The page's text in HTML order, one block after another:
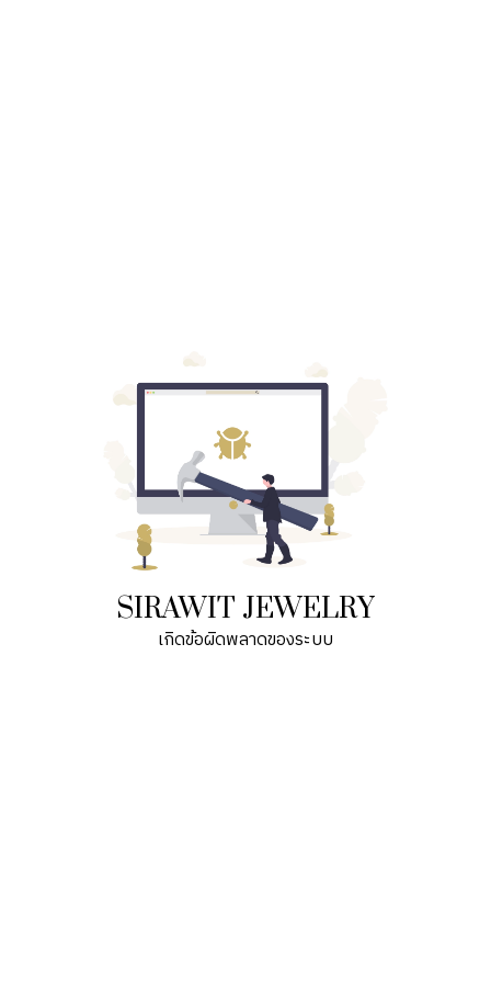
SIRAWIT JEWELRY
เกิดข้อผิดพลาดของระบบ